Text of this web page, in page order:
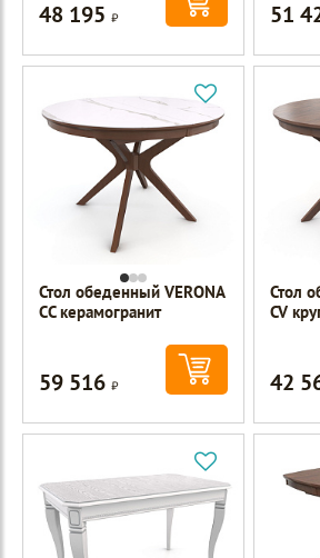
48 195Р 51
Стол обеденный VERONA
CC керамогранит
59 516Р
Стол
CV
42